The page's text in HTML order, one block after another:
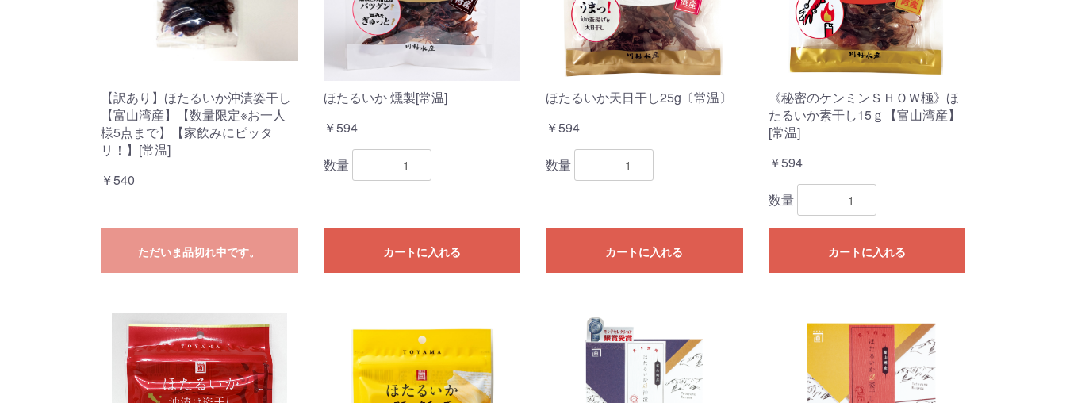
【訳あり】ほたるいか沖漬姿干し
【富山湾産】【数量限定※お一人
様5点まで】【家飲みにピッタ
リ！】[常温]
￥540
ただいま品切れ中です。
ほたるいか 燻製[常温]
￥594
数量
カートに入れる
ほたるいか天日干し25g〔常温〕
￥594
数量
カートに入れる
《秘密のケンミンＳＨＯＷ極》ほ
たるいか素干し15ｇ【富山湾産】
[常温]
￥594
数量
カートに入れる